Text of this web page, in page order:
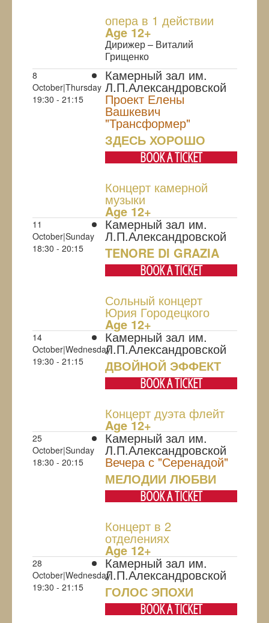
опера в 1 действии
Age 12+
Дирижер – Виталий
Грищенко
8
October|Thursday
19:30 - 21:15
Камерный зал им.
Л.П.Александровской
Проект Елены
Вашкевич
"Трансформер"
ЗДЕСЬ ХОРОШО
BOOK A TICKET
Концерт камерной
музыки
Age 12+
11
October|Sunday
18:30 - 20:15
Камерный зал им.
Л.П.Александровской
TENORE DI GRAZIA
BOOK A TICKET
Сольный концерт
Юрия Городецкого
Age 12+
14
October|Wednesday
19:30 - 21:15
Камерный зал им.
Л.П.Александровской
ДВОЙНОЙ ЭФФЕКТ
BOOK A TICKET
Концерт дуэта флейт
Age 12+
25
October|Sunday
18:30 - 20:15
Камерный зал им.
Л.П.Александровской
Вечера с "Серенадой"
МЕЛОДИИ ЛЮБВИ
BOOK A TICKET
Концерт в 2
отделениях
Age 12+
28
October|Wednesday
19:30 - 21:15
Камерный зал им.
Л.П.Александровской
ГОЛОС ЭПОХИ
BOOK A TICKET